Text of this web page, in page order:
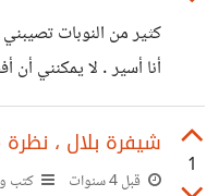
ليحضروا و لو لم
لذلك نجد مشاكل في
كثير من النوبات
أنا أسير . لا
اصدق شيء لي تخذلني
لتواسيني في عتمة
كل السبل ممنوعة
1
شيفرة بلال ،
قبل 4 سنوات كتب